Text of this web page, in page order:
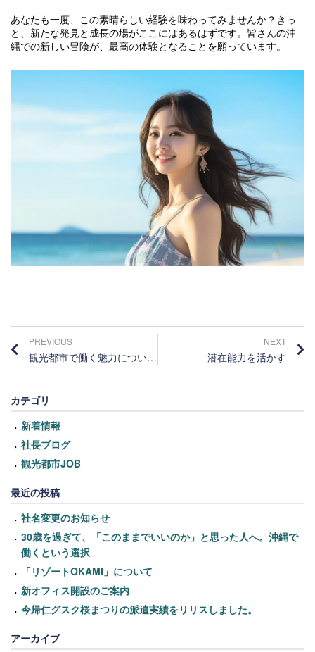
あなたも一度、この素晴らしい経験を味わってみませんか？きっ
と、新たな発見と成長の場がここにはあるはずです。皆さんの沖
縄での新しい冒険が、最高の体験となることを願っています。
PREVIOUS
観光都市で働く魅力について – 沖縄を例に
NEXT
潜在能力を活かす
カテゴリ
新着情報
社長ブログ
観光都市JOB
最近の投稿
社名変更のお知らせ
30歳を過ぎて、「このままでいいのか」と思った人へ。沖縄で
働くという選択
「リゾートOKAMI」について
新オフィス開設のご案内
今帰仁グスク桜まつりの派遣実績をリリスしました。
アーカイブ